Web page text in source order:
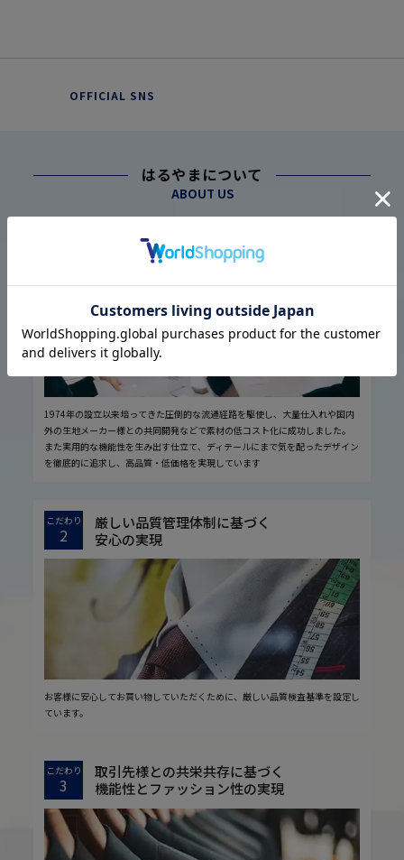
OFFICIAL SNS
はるやまについて
ABOUT US
幅広い仕入れ体制に基づく
高品質・低価格の実現
1974年の設立以来培ってきた圧倒的な流通経路を駆使し、大量仕入れや国内
外の生地メーカー様との共同開発などで素材の低コスト化に成功しました。
また実用的な機能性を生み出す仕立て、ディテールにまで気を配ったデザイン
を徹底的に追求し、高品質・低価格を実現しています
こだわり
2
厳しい品質管理体制に基づく
安心の実現
お客様に安心してお買い物していただくために、厳しい品質検査基準を設定し
ています。
こだわり
3
取引先様との共栄共存に基づく
機能性とファッション性の実現